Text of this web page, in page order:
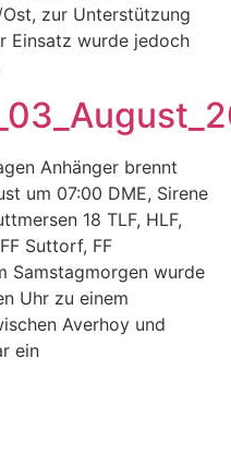
zur Unterstützung
Einsatz wurde jedoch
Anhänger brennt
um 07:00 DME, Sirene
18 TLF, HLF,
Suttorf, FF
Samstagmorgen wurde
Uhr zu einem
Averhoy und
ein